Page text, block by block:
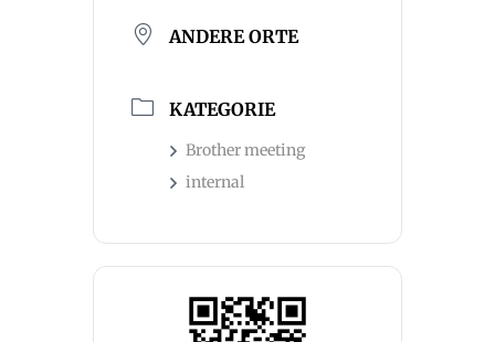
ANDERE ORTE
KATEGORIE
Brother meeting
internal